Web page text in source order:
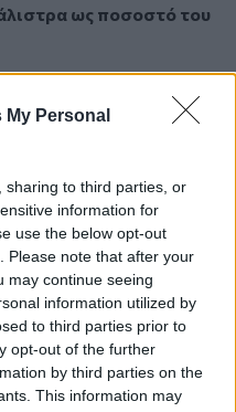
Personal
sharing to third parties, or
information for
use the below opt-out
Please note that after your
may continue seeing
information utilized by
to third parties prior to
opt-out of the further
by third parties on the
This information may
ως ποσοστό του
να ζήσουμε μέχρι τα
να ζήσουμε μέχρι
σελίδα
page
Next page
Δημοφιλή